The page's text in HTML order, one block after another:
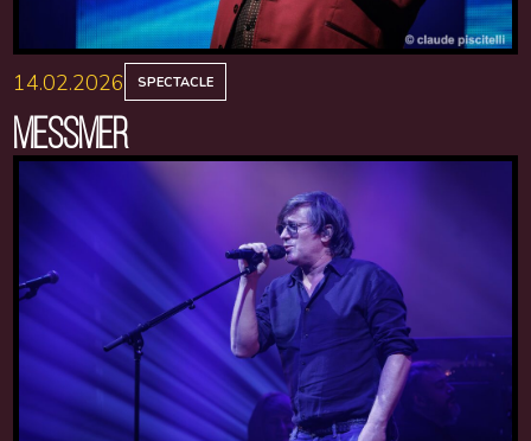
14.02.2026 SPECTACLE
MESSMER